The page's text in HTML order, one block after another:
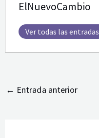
ElNuevoCambio
Ver todas las entradas
← Entrada anterior